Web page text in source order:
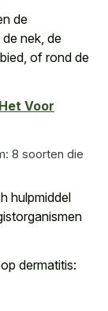
de
nek, de
of rond de
Voor
8 soorten die
hulpmiddel
dermatitis: